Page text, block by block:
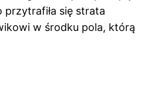
przytrafiła się strata
w środku pola, którą